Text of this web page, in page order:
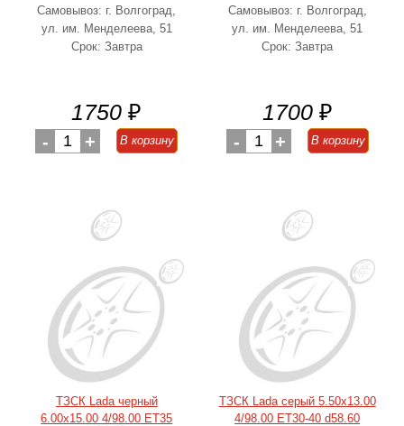
Самовывоз: г. Волгоград,
ул. им. Менделеева, 51
Срок: Завтра
1750 ₽
- 1 + В корзину
Самовывоз: г. Волгоград,
ул. им. Менделеева, 51
Срок: Завтра
1700 ₽
- 1 + В корзину
ТЗСК Lada черный
6.00x15.00 4/98.00 ET35
ТЗСК Lada серый 5.50x13.00
4/98.00 ET30-40 d58.60